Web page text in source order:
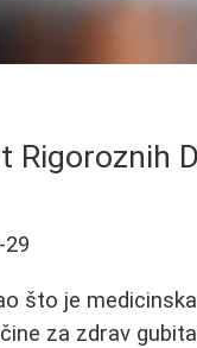
Rigoroznih
29
što je
za zdrav